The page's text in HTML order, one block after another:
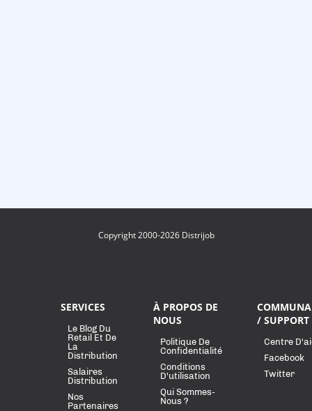
Copyright 2000-2026 Distrijob
SERVICES
Le Blog Du
Retail Et De
La
Distribution
Salaires
Distribution
Nos
Partenaires
À PROPOS DE
NOUS
Politique De
Confidentialité
Conditions
D'utilisation
Qui Sommes-
Nous ?
/ SUPPORT
Centre
Facebook
Twitter